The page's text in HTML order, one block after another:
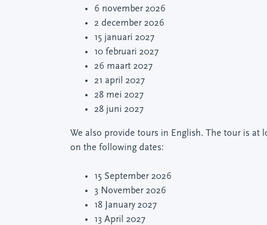
6 november 2026
2 december 2026
15 januari 2027
10 februari 2027
26 maart 2027
21 april 2027
28 mei 2027
28 juni 2027
We also provide tours in English. The tour is at
on the following dates:
15 September 2026
3 November 2026
18 January 2027
13 April 2027